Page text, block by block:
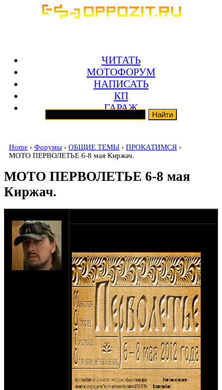
ЧИТАТЬ
МОТОФОРУМ
НАПИСАТЬ
КП
ГАРАЖ
Home › Форумы › ОБЩИЕ ТЕМЫ › ПРОКАТИМСЯ ›
МОТО ПЕРВОЛЕТЬЕ 6-8 мая Киржач.
МОТО ПЕРВОЛЕТЬЕ 6-8 мая
Киржач.